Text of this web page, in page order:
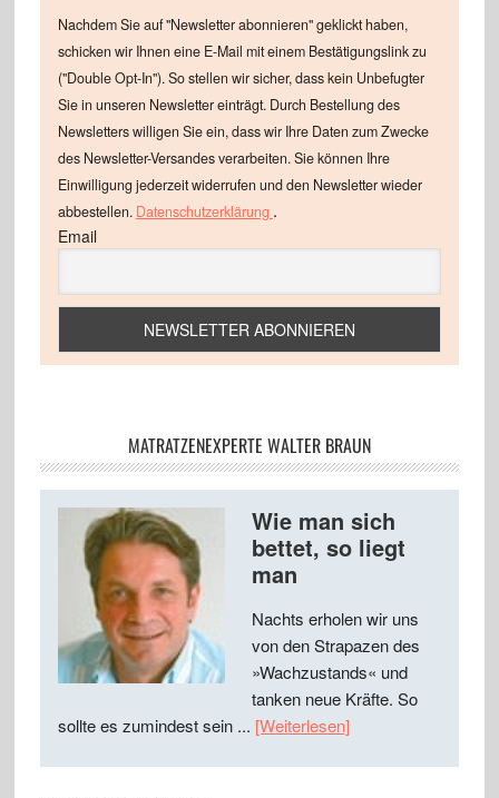
Nachdem Sie auf "Newsletter abonnieren" geklickt haben,
schicken wir Ihnen eine E-Mail mit einem Bestätigungslink zu
("Double Opt-In"). So stellen wir sicher, dass kein Unbefugter
Sie in unseren Newsletter einträgt. Durch Bestellung des
Newsletters willigen Sie ein, dass wir Ihre Daten zum Zwecke
des Newsletter-Versandes verarbeiten. Sie können Ihre
Einwilligung jederzeit widerrufen und den Newsletter wieder
abbestellen. Datenschutzerklärung .
Email
MATRATZENEXPERTE WALTER BRAUN
Wie man sich
bettet, so liegt
man
Nachts erholen wir uns
von den Strapazen des
»Wachzustands« und
tanken neue Kräfte. So
sollte es zumindest sein ... [Weiterlesen]